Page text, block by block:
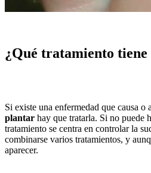
¿Qué tratamiento
Si existe una enfermedad que causa o
plantar hay que tratarla. Si no puede
tratamiento se centra en controlar la
combinarse varios tratamientos, y
aparecer.